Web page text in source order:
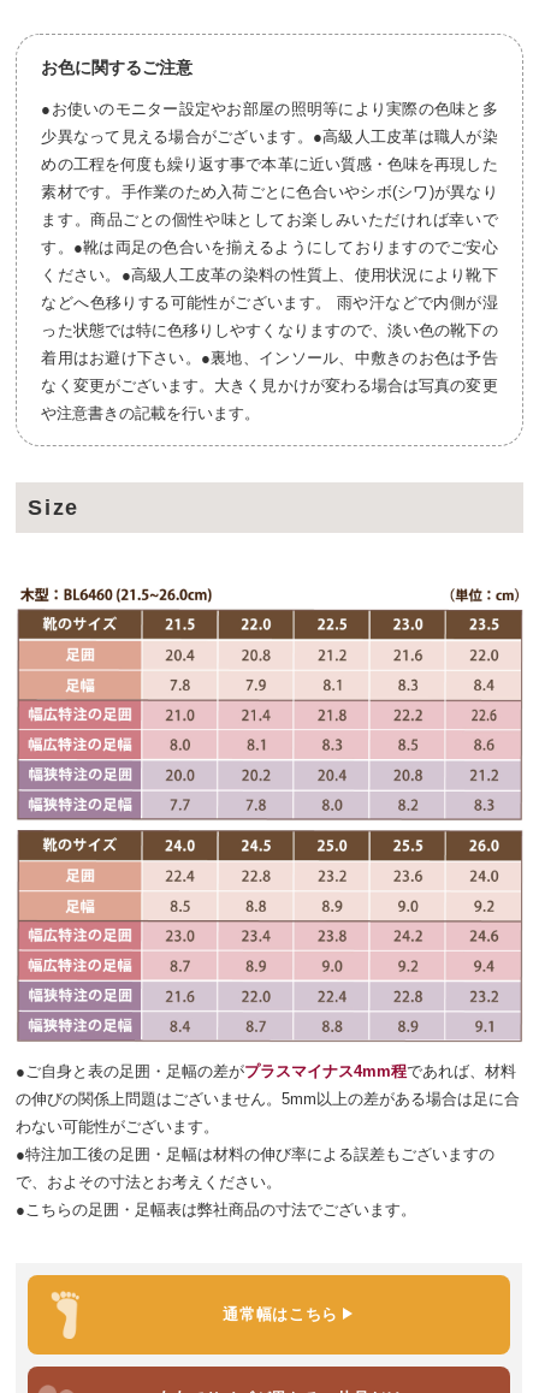
お色に関するご注意
●お使いのモニター設定やお部屋の照明等により実際の色味と多
少異なって見える場合がございます。●高級人工皮革は職人が染
めの工程を何度も繰り返す事で本革に近い質感・色味を再現した
素材です。手作業のため入荷ごとに色合いやシボ(シワ)が異なり
ます。商品ごとの個性や味としてお楽しみいただければ幸いで
す。●靴は両足の色合いを揃えるようにしておりますのでご安心
ください。●高級人工皮革の染料の性質上、使用状況により靴下
などへ色移りする可能性がございます。 雨や汗などで内側が湿
った状態では特に色移りしやすくなりますので、淡い色の靴下の
着用はお避け下さい。●裏地、インソール、中敷きのお色は予告
なく変更がございます。大きく見かけが変わる場合は写真の変更
や注意書きの記載を行います。
Size
●ご自身と表の足囲・足幅の差がプラスマイナス4mm程であれば、材料
の伸びの関係上問題はございません。5mm以上の差がある場合は足に合
わない可能性がございます。
●特注加工後の足囲・足幅は材料の伸び率による誤差もございますの
で、およその寸法とお考えください。
●こちらの足囲・足幅表は弊社商品の寸法でございます。
通常幅はこちら